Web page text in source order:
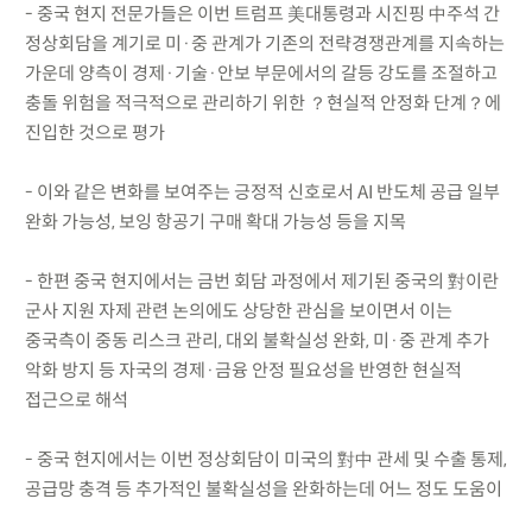
- 중국 현지 전문가들은 이번 트럼프 美대통령과 시진핑 中주석 간
정상회담을 계기로 미·중 관계가 기존의 전략경쟁관계를 지속하는
가운데 양측이 경제·기술·안보 부문에서의 갈등 강도를 조절하고
충돌 위험을 적극적으로 관리하기 위한 ？현실적 안정화 단계？에
진입한 것으로 평가
- 이와 같은 변화를 보여주는 긍정적 신호로서 AI 반도체 공급 일부
완화 가능성, 보잉 항공기 구매 확대 가능성 등을 지목
- 한편 중국 현지에서는 금번 회담 과정에서 제기된 중국의 對이란
군사 지원 자제 관련 논의에도 상당한 관심을 보이면서 이는
중국측이 중동 리스크 관리, 대외 불확실성 완화, 미·중 관계 추가
악화 방지 등 자국의 경제·금융 안정 필요성을 반영한 현실적
접근으로 해석
- 중국 현지에서는 이번 정상회담이 미국의 對中 관세 및 수출 통제,
공급망 충격 등 추가적인 불확실성을 완화하는데 어느 정도 도움이